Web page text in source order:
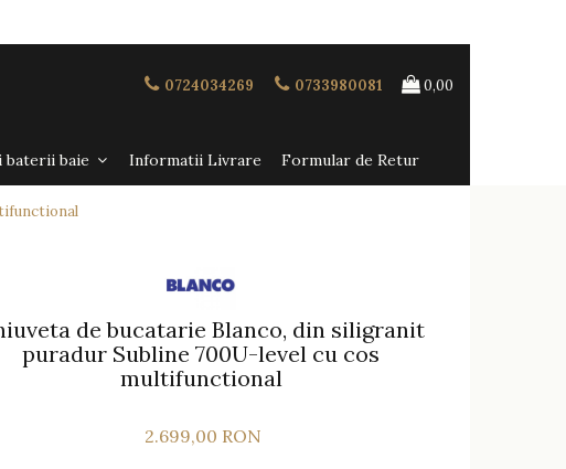
0724034269 0733980081 0,00
baterii baie Informatii Livrare Formular de Retur
de bucatarie Blanco, din siligranit
puradur Subline 700U-level cu cos
multifunctional
2.699,00 RON